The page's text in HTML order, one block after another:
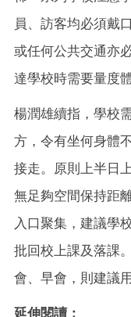
員、訪客均必須戴
或任何公共交通亦
達學校時需要量度體
楊潤雄續指，學校
方，令有坐何身體
接走。原則上半日
無足夠空間保持距
入口聚集，建議學
批回校上課及落課
會、早會，則建議
延伸閱讀：